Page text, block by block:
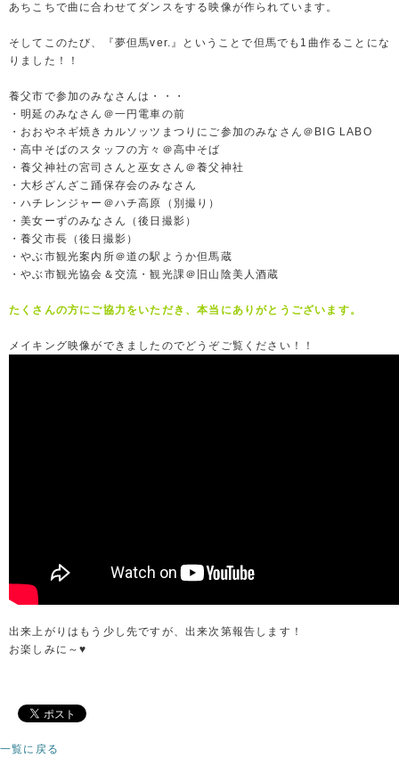
あちこちで曲に合わせてダンスをする映像が作られています。
そしてこのたび、『夢但馬ver.』ということで但馬でも1曲作ることにな
りました！！
養父市で参加のみなさんは・・・
・明延のみなさん＠一円電車の前
・おおやネギ焼きカルソッツまつりにご参加のみなさん＠BIG LABO
・高中そばのスタッフの方々＠高中そば
・養父神社の宮司さんと巫女さん＠養父神社
・大杉ざんざこ踊保存会のみなさん
・ハチレンジャー＠ハチ高原（別撮り）
・美女ーずのみなさん（後日撮影）
・養父市長（後日撮影）
・やぶ市観光案内所＠道の駅ようか但馬蔵
・やぶ市観光協会＆交流・観光課＠旧山陰美人酒蔵
たくさんの方にご協力をいただき、本当にありがとうございます。
メイキング映像ができましたのでどうぞご覧ください！！
出来上がりはもう少し先ですが、出来次第報告します！
お楽しみに～♥
一覧に戻る